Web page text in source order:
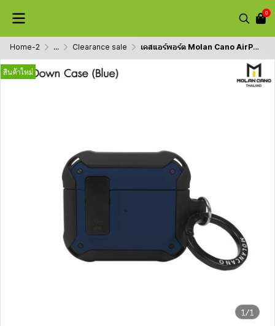
0
Home-2 ... Clearance sale เคสแอร์พอร์ต Molan Cano AirPods Pro 1/ Pro 2 / AirPods 3 รุ่น Bumper Case
1/1
สินค้าใหม่